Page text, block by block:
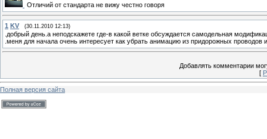
Отличий от стандарта не вижу честно говоря
1 KV (30.11.2010 12:13)
.добрый день.а неподскажете где-в какой ветке обсуждается самодельная
.меня для начала очень интересует как убрать анимацию из придорожных проводов
Добавлять комментарии
[
Полная версия сайта